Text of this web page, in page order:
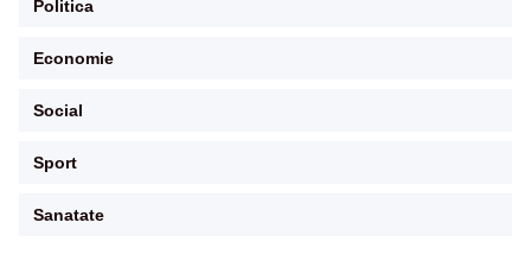
Politica
Economie
Social
Sport
Sanatate